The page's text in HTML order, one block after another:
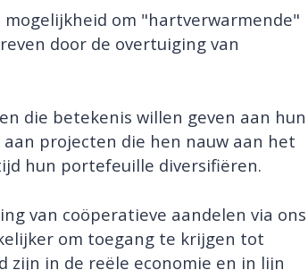
om "hartverwarmende"
door de overtuiging van
die betekenis willen geven aan hun
projecten die hen nauw aan het
hun portefeuille diversifiëren.
van coöperatieve aandelen via ons
om toegang te krijgen tot
zijn in de reële economie en in lijn